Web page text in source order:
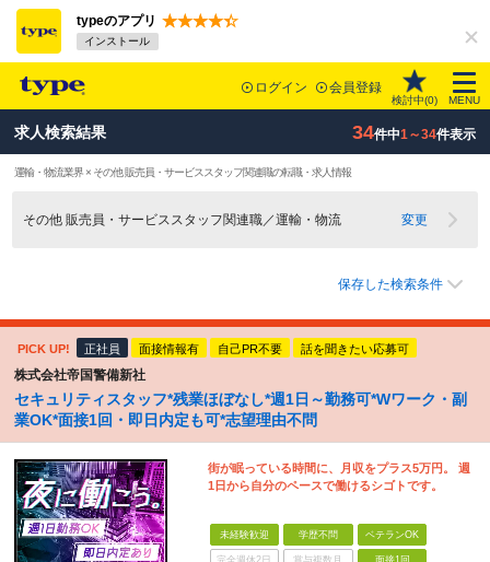
typeのアプリ
インストール
ログイン 会員登録
検討中(0) MENU
求人検索結果 34件中1～34件表示
運輸・物流業界 × その他 販売員・サービススタッフ関連職の転職・求人情報
その他 販売員・サービススタッフ関連職／運輸・物流 変更
保存した検索条件
PICK UP! 正社員 面接情報有 自己PR不要 話を聞きたい応募可
株式会社帝国警備新社
セキュリティスタッフ*残業ほぼなし*週1日～勤務可*Wワーク・副
業OK*面接1回・即日内定も可*志望理由不問
街が眠っている時間に、月収をプラス5万円。 週
1日から自分のペースで働けるシゴトです。
未経験歓迎 学歴不問 ベテランOK
完全週休2日 賞与複数月 面接1回